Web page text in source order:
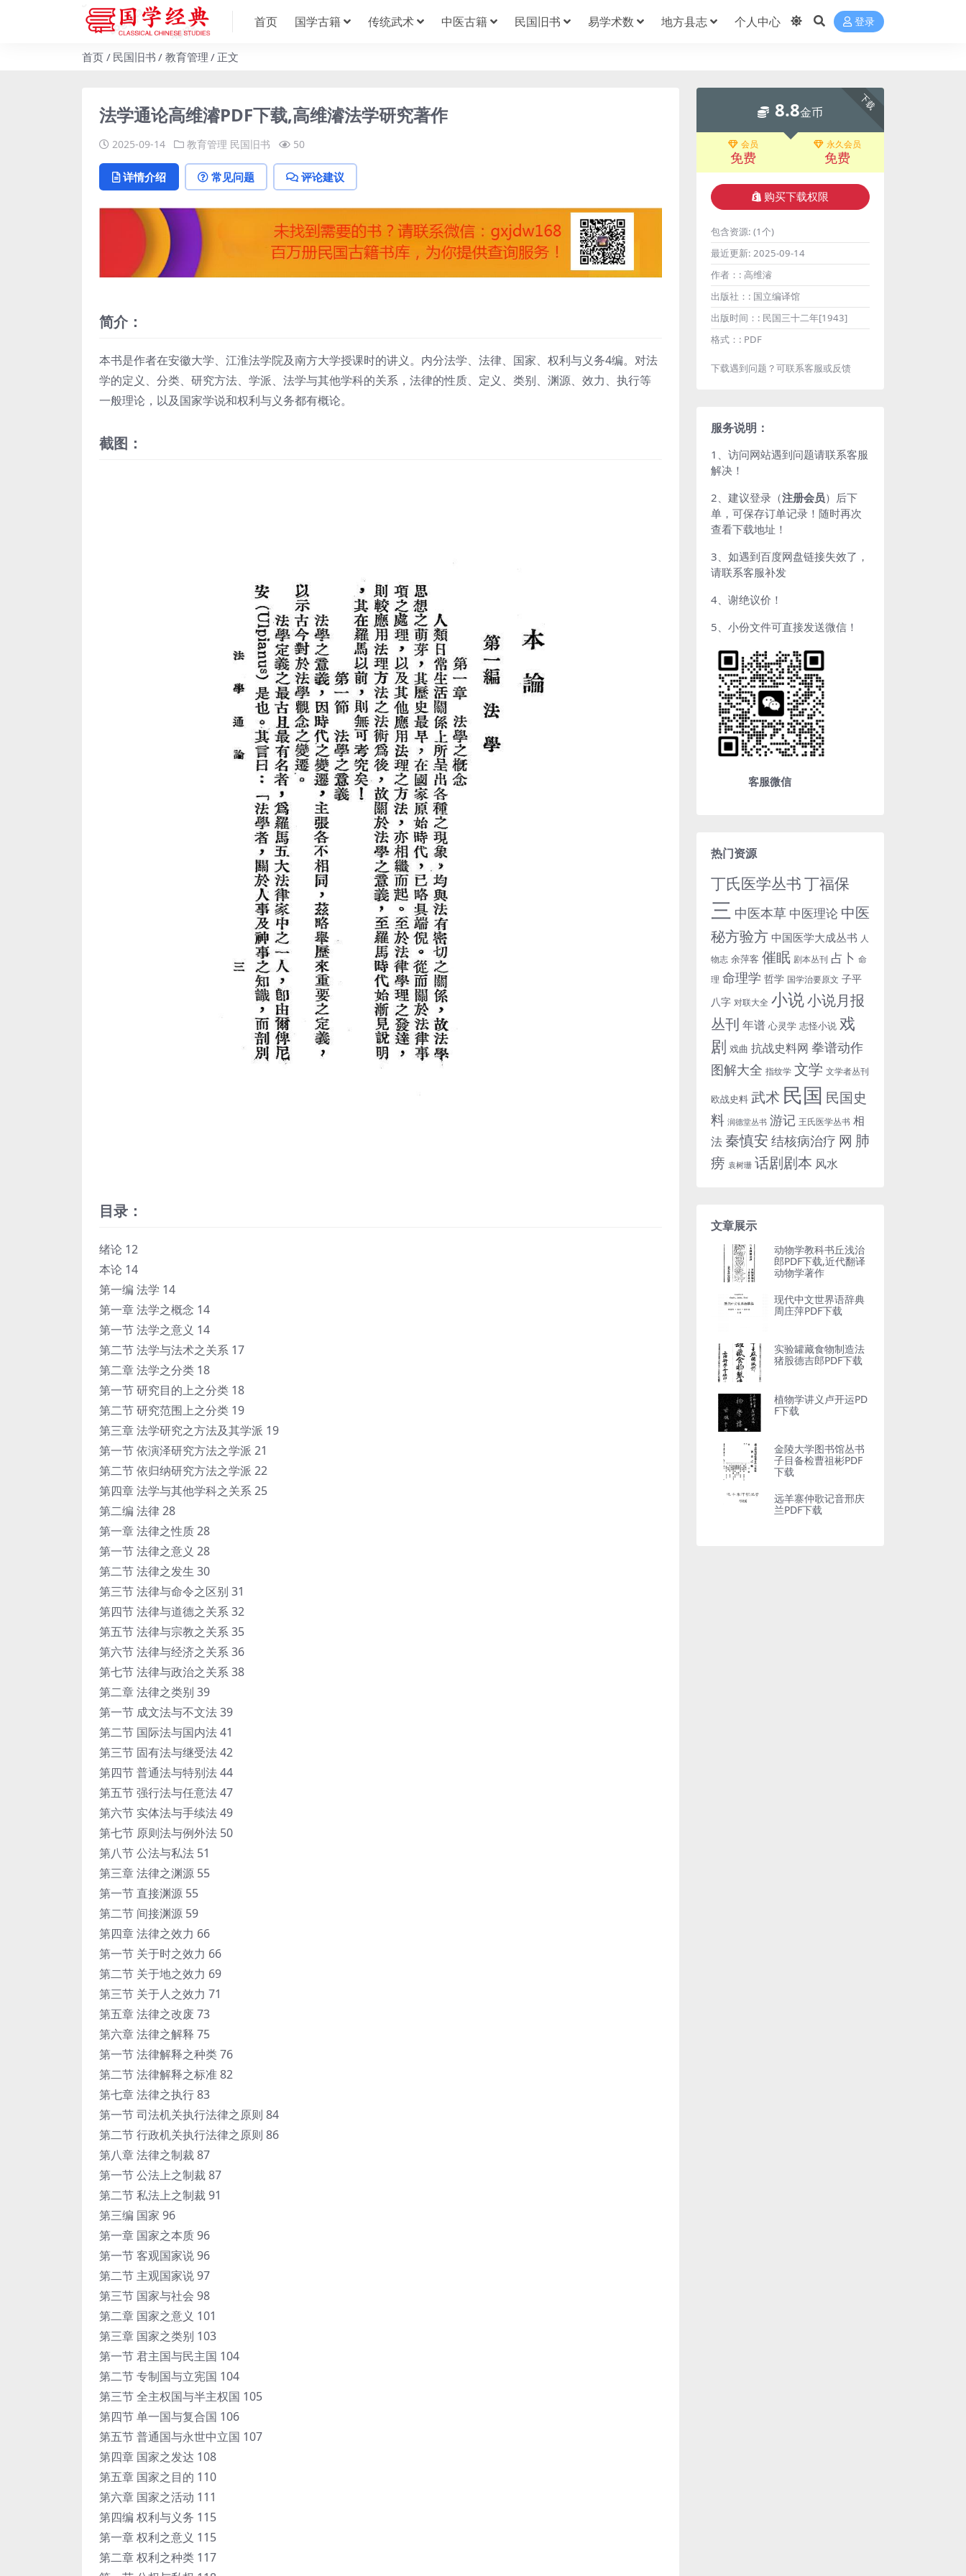
首页 国学古籍 传统武术 中医古籍 民国旧书 易学术数 地方县志 个人中心 登录
首页 民国旧书 教育管理 正文
法学通论高维濬PDF下载,高维濬法学研究著作
2025-09-14 教育管理 民国旧书 50
详情介绍 常见问题 评论建议
简介：
本书是作者在安徽大学、江淮法学院及南方大学授课时的讲义。内分法学、法律、国家、权利与义务4编。对法
学的定义、分类、研究方法、学派、法学与其他学科的关系，法律的性质、定义、类别、渊源、效力、执行等
一般理论，以及国家学说和权利与义务都有概论。
截图：
目录：
绪论 12
本论 14
第一编 法学 14
第一章 法学之概念 14
第一节 法学之意义 14
第二节 法学与法术之关系 17
第二章 法学之分类 18
第一节 研究目的上之分类 18
第二节 研究范围上之分类 19
第三章 法学研究之方法及其学派 19
第一节 依演泽研究方法之学派 21
第二节 依归纳研究方法之学派 22
第四章 法学与其他学科之关系 25
第二编 法律 28
第一章 法律之性质 28
第一节 法律之意义 28
第二节 法律之发生 30
第三节 法律与命令之区别 31
第四节 法律与道德之关系 32
第五节 法律与宗教之关系 35
第六节 法律与经济之关系 36
第七节 法律与政治之关系 38
第二章 法律之类别 39
第一节 成文法与不文法 39
第二节 国际法与国内法 41
第三节 固有法与继受法 42
第四节 普通法与特别法 44
第五节 强行法与任意法 47
第六节 实体法与手续法 49
第七节 原则法与例外法 50
第八节 公法与私法 51
第三章 法律之渊源 55
第一节 直接渊源 55
第二节 间接渊源 59
第四章 法律之效力 66
第一节 关于时之效力 66
第二节 关于地之效力 69
第三节 关于人之效力 71
第五章 法律之改废 73
第六章 法律之解释 75
第一节 法律解释之种类 76
第二节 法律解释之标准 82
第七章 法律之执行 83
第一节 司法机关执行法律之原则 84
第二节 行政机关执行法律之原则 86
第八章 法律之制裁 87
第一节 公法上之制裁 87
第二节 私法上之制裁 91
第三编 国家 96
第一章 国家之本质 96
第一节 客观国家说 96
第二节 主观国家说 97
第三节 国家与社会 98
第二章 国家之意义 101
第三章 国家之类别 103
第一节 君主国与民主国 104
第二节 专制国与立宪国 104
第三节 全主权国与半主权国 105
第四节 单一国与复合国 106
第五节 普通国与永世中立国 107
第四章 国家之发达 108
第五章 国家之目的 110
第六章 国家之活动 111
第四编 权利与义务 115
第一章 权利之意义 115
第二章 权利之种类 117
下载
8.8金币
会员
免费
永久会员
免费
购买下载权限
包含资源: (1个)
最近更新: 2025-09-14
作者：: 高维濬
出版社：: 国立编译馆
出版时间：: 民国三十二年[1943]
格式：: PDF
下载遇到问题？可联系客服或反馈
服务说明：
1、访问网站遇到问题请联系客服
解决！
2、建议登录（注册会员）后下
单，可保存订单记录！随时再次
查看下载地址！
3、如遇到百度网盘链接失效了，
请联系客服补发
4、谢绝议价！
5、小份文件可直接发送微信！
客服微信
热门资源
丁氏医学丛书丁福保
三 中医本草 中医理论 中医
秘方验方 中国医学大成丛书 人
物志 余萍客 催眠 剧本丛刊 占卜 命
理 命理学 哲学 国学治要原文 子平
八字 对联大全 小说小说月报
丛刊 年谱 心灵学 志怪小说 戏
剧 戏曲 抗战史料网 拳谱动作
图解大全 指纹学 文学 文学者丛刊
欧战史料 武术 民国 民国史
料 润德堂丛书 游记 王氏医学丛书 相
法 秦慎安 结核病治疗 网 肺
痨 袁树珊 话剧剧本 风水
文章展示
动物学教科书丘浅治
郎PDF下载,近代翻译
动物学著作
现代中文世界语辞典
周庄萍PDF下载
实验罐藏食物制造法
猪股德吉郎PDF下载
植物学讲义卢开运PD
F下载
金陵大学图书馆丛书
子目备检曹祖彬PDF
下载
远羊寨仲歌记音邢庆
兰PDF下载